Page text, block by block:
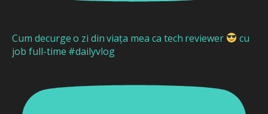
Cum decurge o zi din viața mea ca tech reviewer
cu
job full-time #dailyvlog